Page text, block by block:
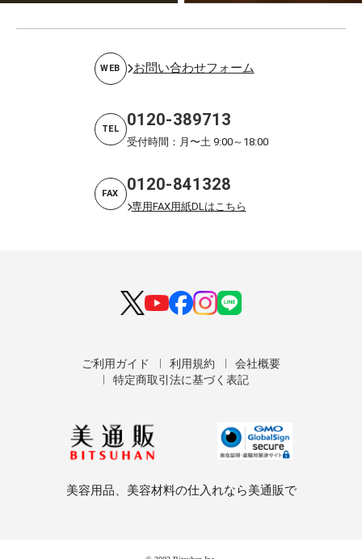
WEB お問い合わせフォーム
TEL 0120-389713
受付時間：月〜土 9:00～18:00
FAX 0120-841328
専用FAX用紙DLはこちら
ご利用ガイド 利用規約
会社概要
特定商取引法に基づく表記
美容用品、美容材料の仕入れなら美通販で